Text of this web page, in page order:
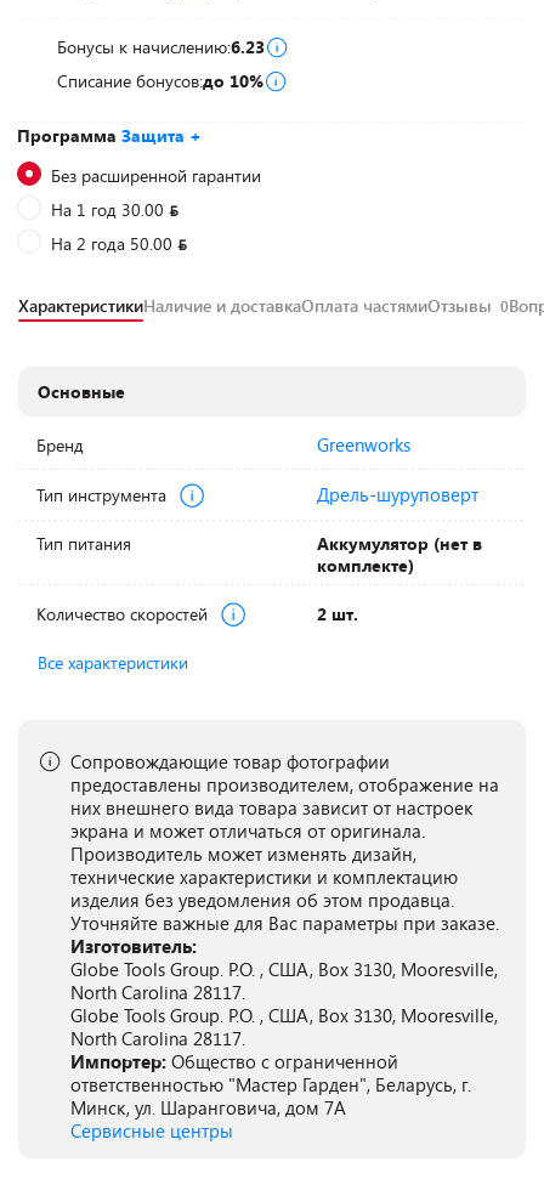
Программа Защита +
Без расширенной гарантии
На 1 год 30.00
На 2 года 50.00
Бонусы к начислению:6.23
Списание бонусов:до 10%
ХарактеристикиНаличие и доставкаОплата частямиОтзывы 0
Основные
Бренд Greenworks
Тип инструмента Дрель-шуруповерт
Тип питания
Аккумулятор (нет в
комплекте)
Количество скоростей 2 шт.
Все характеристики
Сопровождающие товар фотографии
предоставлены производителем, отображение на
них внешнего вида товара зависит от настроек
экрана и может отличаться от оригинала.
Производитель может изменять дизайн,
технические характеристики и комплектацию
изделия без уведомления об этом продавца.
Уточняйте важные для Вас параметры при заказе.
Изготовитель:
Globe Tools Group. P.O. , США, Box 3130, Mooresville,
North Carolina 28117.
Globe Tools Group. P.O. , США, Box 3130, Mooresville,
North Carolina 28117.
Импортер: Общество с ограниченной
ответственностью "Мастер Гарден", Беларусь, г.
Минск, ул. Шаранговича, дом 7А
Сервисные центры